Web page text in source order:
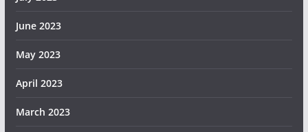
June 2023
May 2023
April 2023
March 2023